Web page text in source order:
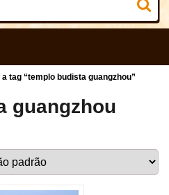
tag “templo budista guangzhou”
guangzhou